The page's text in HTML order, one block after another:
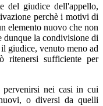
del giudice dell'appello,
perchè i motivi di
elemento nuovo che non
dunque la condivisione di
giudice, venuto meno ad
sufficiente per
pervenirsi nei casi in cui
o diversi da quelli